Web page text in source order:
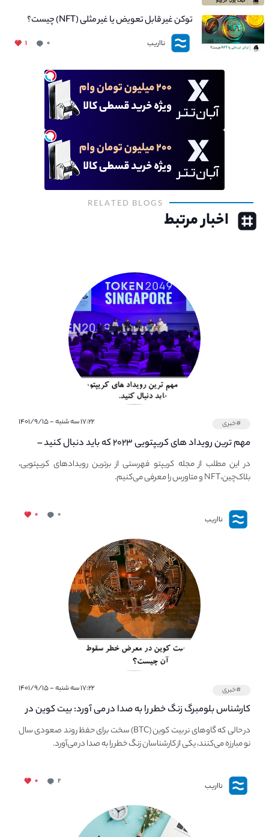
توکن غیر قابل تعویض یا غیر مثلی (NFT) چیست؟
نااریب ۰ ۱
RELATED BLOGS
اخبار مرتبط
#خبری ۱۷:۲۲ سه شنبه - ۱۴۰۱/۹/۱۵
مهم ترین رویداد های کریپتویی ۲۰۲۳ که باید دنبال کنید –
معرفی بهترین رویداد های جهانی
در این مطلب از مجله کریپتو فهرستی از برترین رویدادهای کریپتویی،
بلاک‌چین،NFT و متاورس را معرفی می‌کنیم.
نااریب ۰ ۰
#خبری ۱۷:۲۲ سه شنبه - ۱۴۰۱/۹/۱۵
کارشناس بلومبرگ زنگ خطر را به صدا در می آورد: بیت کوین در
معرض خطر سقوط بزرگ است - دلیل آن چیست؟در حالی که گاوهای نر بیت کوین (BTC) سخت برای حفظ روند صعودی سال
نو مبارزه می‌کنند، یکی از کارشناسان زنگ خطر را به صدا در می‌آورد.
نااریب ۲ ۰